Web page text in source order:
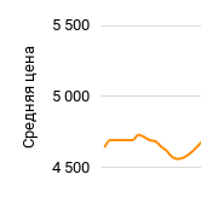
Средняя цена 4 000
5 000
5 500
4 500